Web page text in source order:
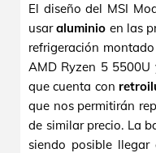
El diseño del MSI
usaraluminio en las
refrigeración
AMD Ryzen 5
que cuenta con
que nos permitirán
de similar precio. La
siendo posible